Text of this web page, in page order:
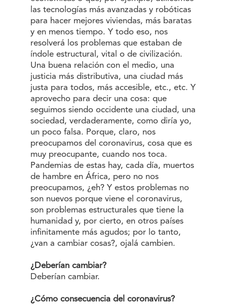
las tecnologías más avanzadas y robóticas
para hacer mejores viviendas, más baratas
y en menos tiempo. Y todo eso, nos
resolverá los problemas que estaban de
índole estructural, vital o de civilización.
Una buena relación con el medio, una
justicia más distributiva, una ciudad más
justa para todos, más accesible, etc., etc. Y
aprovecho para decir una cosa: que
seguimos siendo occidente una ciudad, una
sociedad, verdaderamente, como diría yo,
un poco falsa. Porque, claro, nos
preocupamos del coronavirus, cosa que es
muy preocupante, cuando nos toca.
Pandemias de estas hay, cada día, muertos
de hambre en África, pero no nos
preocupamos, ¿eh? Y estos problemas no
son nuevos porque viene el coronavirus,
son problemas estructurales que tiene la
humanidad y, por cierto, en otros países
infinitamente más agudos; por lo tanto,
¿van a cambiar cosas?, ojalá cambien.
¿Deberían cambiar?
Deberían cambiar.
¿Cómo consecuencia del coronavirus?